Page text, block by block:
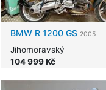
BMW R 1200 GS 2005
Jihomoravský
104 999 Kč